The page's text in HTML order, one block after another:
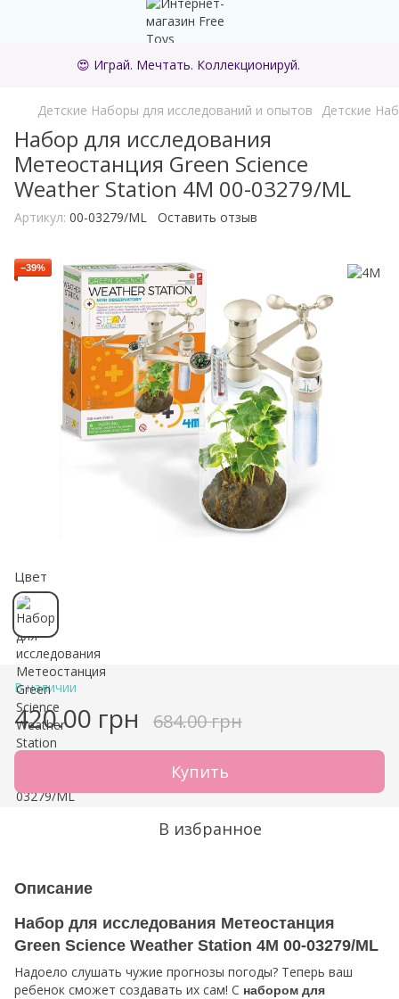
😍 Играй. Мечтать. Коллекционируй.
Детские Наборы для исследований и опытов Детские
Набор для исследования
Метеостанция Green Science
Weather Station 4M 00-03279/ML
Артикул: 00-03279/ML Оставить отзыв
−39%
Цвет
В наличии
420.00 грн 684.00 грн
Купить
В избранное
Описание
Набор для исследования Метеостанция
Green Science Weather Station 4M 00-03279/ML
Надоело слушать чужие прогнозы погоды? Теперь ваш
ребенок сможет создавать их сам! С набором для